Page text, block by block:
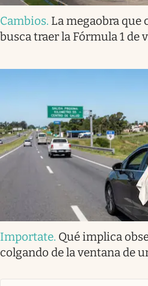
Cambios. La megaobra que
busca traer la Fórmula 1 de
Importate. Qué implica
colgando de la ventana de